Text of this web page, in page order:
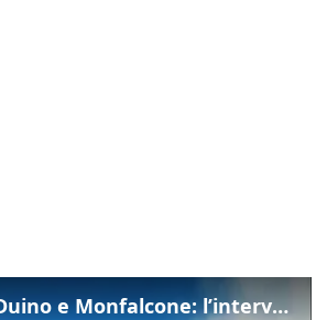
Incendio tra Duino e Monfalcone: l’intervento dei vigili del fuoco